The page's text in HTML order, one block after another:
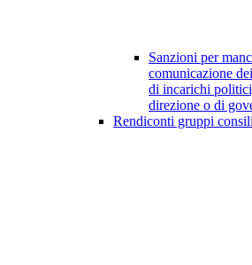
Sanzioni per
comunicazione
di incarichi
direzione o di
Rendiconti gruppi